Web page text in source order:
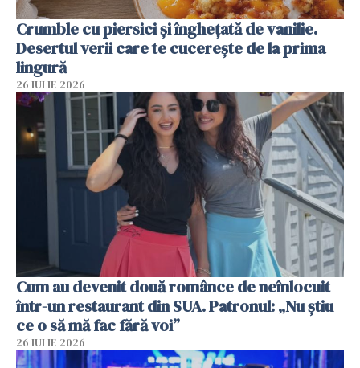
Crumble cu piersici și înghețată de vanilie.
Desertul verii care te cucerește de la prima
lingură
26 IULIE 2026
Cum au devenit două românce de neînlocuit
într-un restaurant din SUA. Patronul: „Nu știu
ce o să mă fac fără voi”
26 IULIE 2026